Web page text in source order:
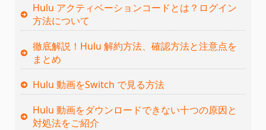
Hulu アクティベーションコードとは？ログイン
方法について
徹底解説！Hulu 解約方法、確認方法と注意点を
まとめ
Hulu 動画をSwitch で見る方法
Hulu 動画をダウンロードできない十つの原因と
対処法をご紹介